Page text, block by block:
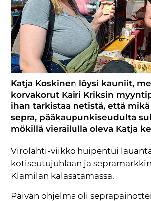
Katja Koskinen löysi kauniit,
korvakorut Kairi Kriksin
ihan tarkistaa netistä, että
sepra, pääkaupunkiseudulta
mökillä vierailulla oleva Katja
Virolahti-viikko huipentui
kotiseutujuhlaan ja
Klamilan kalasatamassa.
Päivän ohjelma oli